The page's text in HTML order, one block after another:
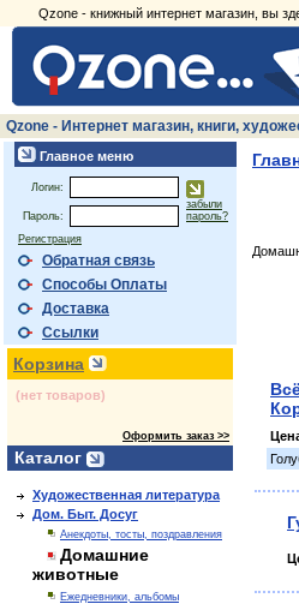
Qzone - книжный интернет магазин, вы
Qzone - Интернет магазин, книги,
Главное меню
Логин:
Пароль:
забыли
пароль?
Регистрация
Обратная связь
Способы Оплаты
Доставка
Ссылки
Корзина
(нет товаров)
Оформить заказ >>
Каталог
Художественная литература
Дом. Быт. Досуг
Анекдоты, тосты, поздравления
Домашние
животные
Ежедневники, альбомы